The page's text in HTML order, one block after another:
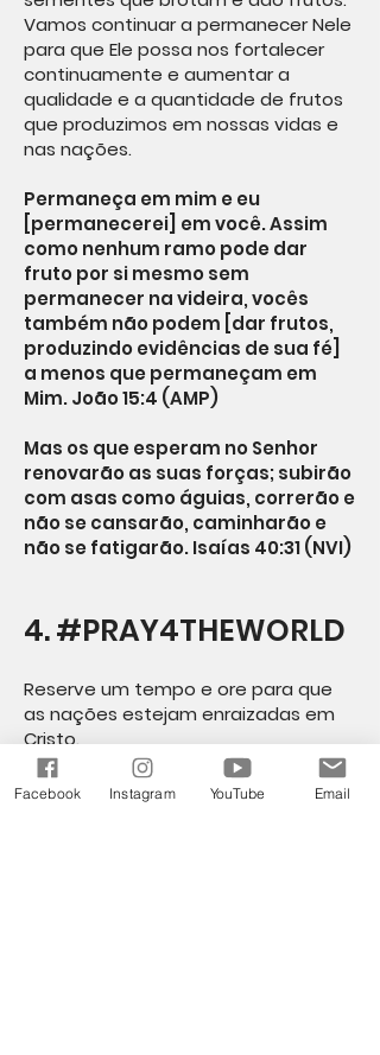
Vamos continuar a permanecer Nele
para que Ele possa nos fortalecer
continuamente e aumentar a
qualidade e a quantidade de frutos
que produzimos em nossas vidas e
nas nações.
Permaneça em mim e eu
[permanecerei] em você. Assim
como nenhum ramo pode dar
fruto por si mesmo sem
permanecer na videira, vocês
também não podem [dar frutos,
produzindo evidências de sua fé]
a menos que permaneçam em
Mim. João 15:4 (AMP)
Mas os que esperam no Senhor
renovarão as suas forças; subirão
com asas como águias, correrão e
não se cansarão, caminharão e
não se fatigarão. Isaías 40:31 (NVI)
4. #PRAY4THEWORLD
Reserve um tempo e ore para que
as nações estejam enraizadas em
Cristo.
Semana 1
Facebook Instagram YouTube Email